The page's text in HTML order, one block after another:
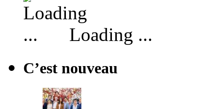
Loading ...
C’est nouveau